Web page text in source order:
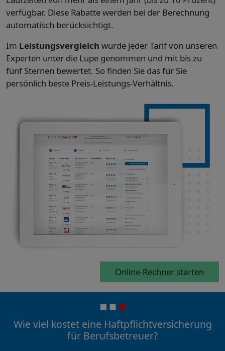
verfügbar. Diese Rabatte werden bei der Berechnung
automatisch berücksichtigt.
Im Leistungsvergleich wurde jeder Tarif von unseren
Experten unter die Lupe genommen und mit bis zu
fünf Sternen bewertet. So finden Sie das für Sie
persönlich beste Preis-Leistungs-Verhältnis.
Online-Rechner starten
Wie viel kostet eine Haftpflichtversicherung
für Berufsbetreuer?